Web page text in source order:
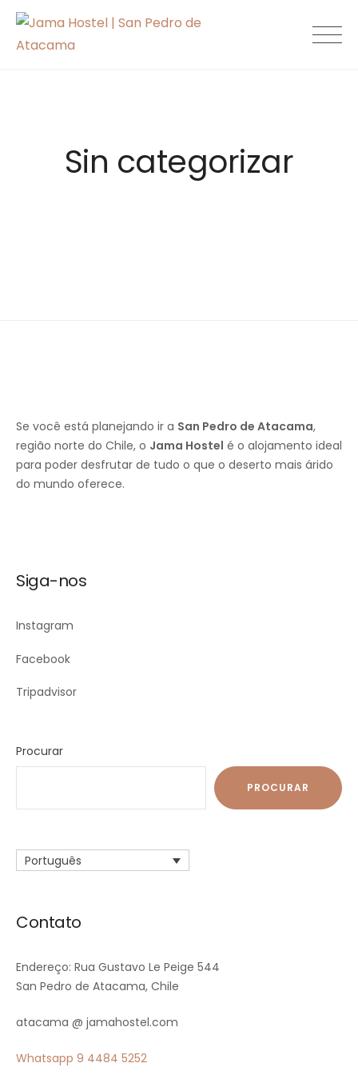
Skip
content
Jama Hostel |
Sin categorizar
Se você está planejando ir a San Pedro de Atacama,
região norte do Chile, o Jama Hostel é o alojamento ideal
para poder desfrutar de tudo o que o deserto mais árido
do mundo oferece.
Siga-nos
Instagram
Facebook
Tripadvisor
Procurar
PROCURAR
Português
Contato
Endereço: Rua Gustavo Le Peige 544
San Pedro de Atacama, Chile
atacama @ jamahostel.com
Whatsapp 9 4484 5252